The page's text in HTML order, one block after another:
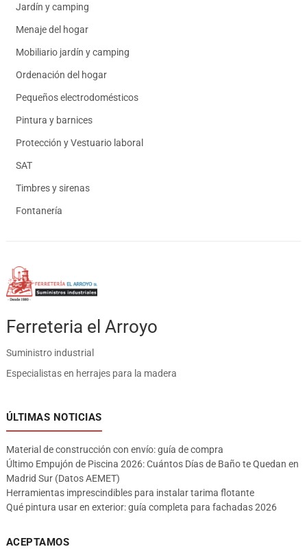
Jardín y camping
Menaje del hogar
Mobiliario jardín y camping
Ordenación del hogar
Pequeños electrodomésticos
Pintura y barnices
Protección y Vestuario laboral
SAT
Timbres y sirenas
Fontanería
Ferreteria el Arroyo
Suministro industrial
Especialistas en herrajes para la madera
ÚLTIMAS NOTICIAS
Material de construcción con envío: guía de compra
Último Empujón de Piscina 2026: Cuántos Días de Baño te Quedan en
Madrid Sur (Datos AEMET)
Herramientas imprescindibles para instalar tarima flotante
Qué pintura usar en exterior: guía completa para fachadas 2026
ACEPTAMOS